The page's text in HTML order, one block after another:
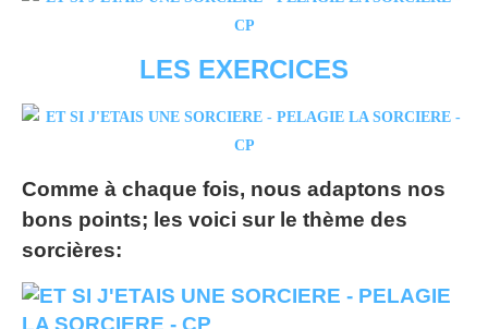
LES EXERCICES
Comme à chaque fois, nous adaptons nos
bons points; les voici sur le thème des
sorcières: